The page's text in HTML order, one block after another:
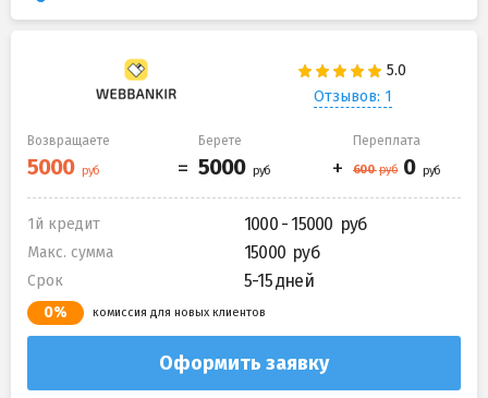
Отзывов: 1
Возвращаете Берете Переплата
1й кредит 1000 - 15000
Макс. сумма 15000
Срок 5-15 дней
0% комиссия для новых клиентов
Оформить заявку